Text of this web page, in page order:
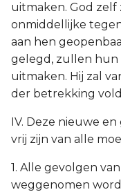
uitmaken. God zelf
onmiddellijke
aan hen
gelegd, zullen hun
uitmaken. Hij zal
der betrekking
IV. Deze nieuwe
vrij zijn van alle
1. Alle gevolgen
weggenomen